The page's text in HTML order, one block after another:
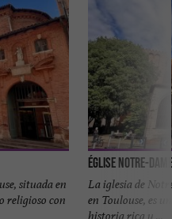
situada en
religioso con
Église Notre-
La iglesia de
en Toulouse, es
historia rica y ...